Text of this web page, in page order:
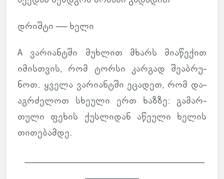
დრიშტი — ხელი
A ვა­რი­ან­ტში მუხ­ლით მხარს მი­ა­წე­ქით
იმის­თვის, რომ ტორსი კარ­გად შე­აბ­რუ­
ნოთ. ყველა ვა­რი­ან­ტში ეცა­დეთ, რომ და­
აგ­რძე­ლოთ სხე­ული ერთ ხაზზე: გა­მარ­
თული ფეხის ქუს­ლი­დან აწე­ული ხელის
თი­თე­ბამდე.